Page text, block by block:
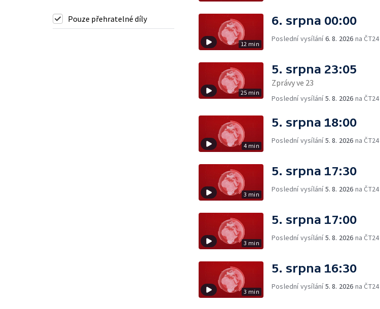
Pouze přehratelné díly
12 min
6. srpna 00:00
Poslední vysílání6. 8. 2026 na ČT24
25 min
5. srpna 23:05
Zprávy ve 23
Poslední vysílání5. 8. 2026 na ČT24
4 min
5. srpna 18:00
Poslední vysílání5. 8. 2026 na ČT24
3 min
5. srpna 17:30
Poslední vysílání5. 8. 2026 na ČT24
3 min
5. srpna 17:00
Poslední vysílání5. 8. 2026 na ČT24
3 min
5. srpna 16:30
Poslední vysílání5. 8. 2026 na ČT24